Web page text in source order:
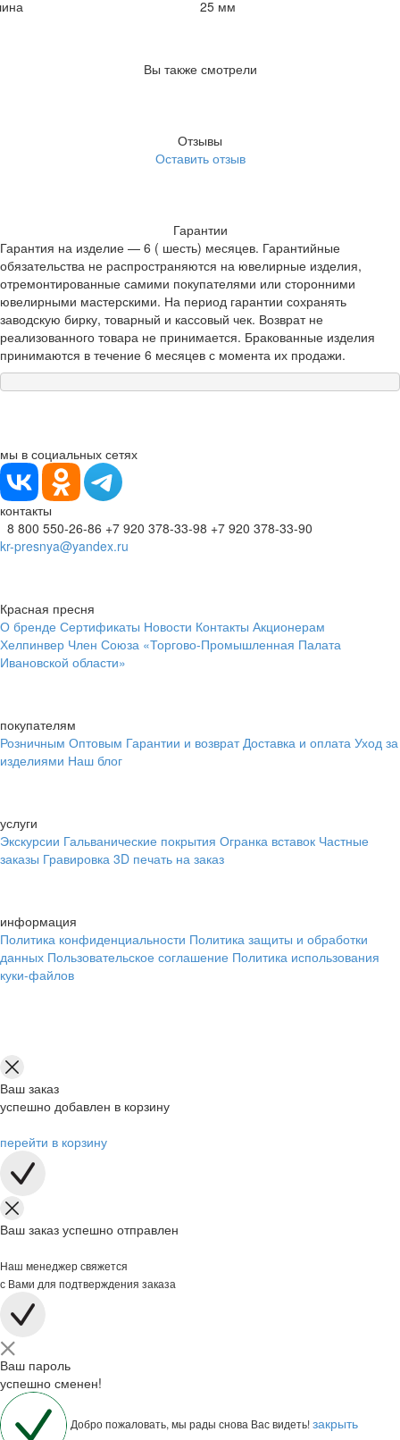
25 мм
Вы также смотрели
Отзывы
Оставить отзыв
Гарантии
Гарантия на изделие — 6 ( шесть) месяцев. Гарантийные
обязательства не распространяются на ювелирные изделия,
отремонтированные самими покупателями или сторонними
ювелирными мастерскими. На период гарантии сохранять
заводскую бирку, товарный и кассовый чек. Возврат не
реализованного товара не принимается. Бракованные изделия
принимаются в течение 6 месяцев с момента их продажи.
мы в социальных сетях
контакты
8 800 550-26-86 +7 920 378-33-98 +7 920 378-33-90
kr-presnya@yandex.ru
Красная пресня
О бренде Сертификаты Новости Контакты Акционерам
Хелпинвер Член Союза «Торгово-Промышленная Палата
Ивановской области»
покупателям
Розничным Оптовым Гарантии и возврат Доставка и оплата Уход за
изделиями Наш блог
услуги
Экскурсии Гальванические покрытия Огранка вставок Частные
заказы Гравировка 3D печать на заказ
информация
Политика конфиденциальности Политика защиты и обработки
данных Пользовательское соглашение Политика использования
куки-файлов
Ваш заказ
успешно добавлен в корзину
перейти в корзину
Ваш заказ успешно отправлен
Наш менеджер свяжется
с Вами для подтверждения заказа
Ваш пароль
успешно сменен!
Добро пожаловать, мы рады снова Вас видеть!закрыть